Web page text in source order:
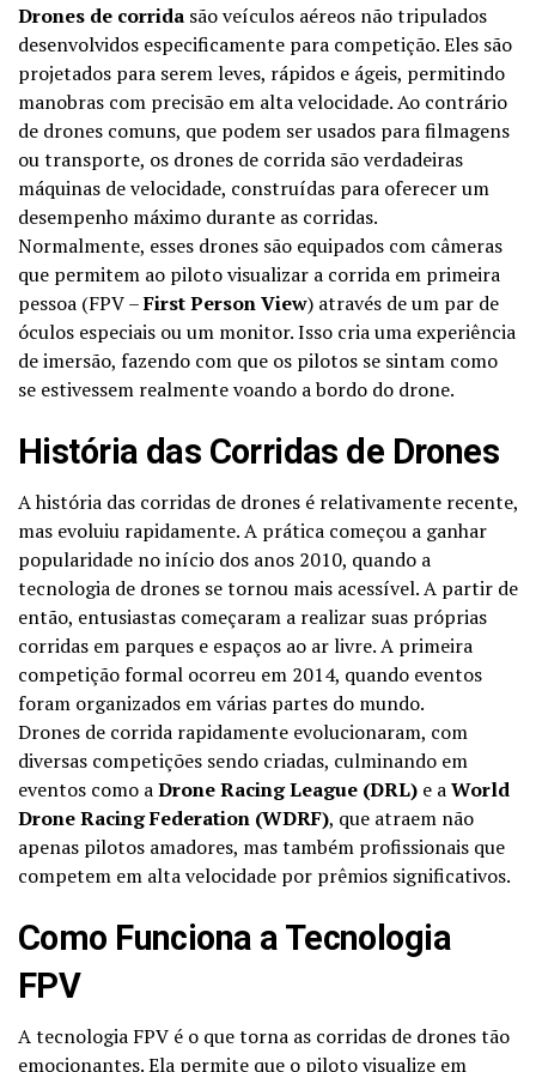
Drones de corrida são veículos aéreos não tripulados
desenvolvidos especificamente para competição. Eles são
projetados para serem leves, rápidos e ágeis, permitindo
manobras com precisão em alta velocidade. Ao contrário
de drones comuns, que podem ser usados para filmagens
ou transporte, os drones de corrida são verdadeiras
máquinas de velocidade, construídas para oferecer um
desempenho máximo durante as corridas.
Normalmente, esses drones são equipados com câmeras
que permitem ao piloto visualizar a corrida em primeira
pessoa (FPV –First Person View) através de um par de
óculos especiais ou um monitor. Isso cria uma experiência
de imersão, fazendo com que os pilotos se sintam como
se estivessem realmente voando a bordo do drone.
História das Corridas de Drones
A história das corridas de drones é relativamente recente,
mas evoluiu rapidamente. A prática começou a ganhar
popularidade no início dos anos 2010, quando a
tecnologia de drones se tornou mais acessível. A partir de
então, entusiastas começaram a realizar suas próprias
corridas em parques e espaços ao ar livre. A primeira
competição formal ocorreu em 2014, quando eventos
foram organizados em várias partes do mundo.
Drones de corrida rapidamente evolucionaram, com
diversas competições sendo criadas, culminando em
eventos como aDrone Racing League (DRL) e aWorld
Drone Racing Federation (WDRF), que atraem não
apenas pilotos amadores, mas também profissionais que
competem em alta velocidade por prêmios significativos.
Como Funciona a Tecnologia
FPV
A tecnologia FPV é o que torna as corridas de drones tão
emocionantes. Ela permite que o piloto visualize em